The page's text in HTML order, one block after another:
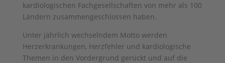
kardiologischen Fachgesellschaften von mehr als 100
Ländern zusammengeschlossen haben.
Unter jährlich wechselndem Motto werden
Herzerkrankungen, Herzfehler und kardiologische
Themen in den Vordergrund gerückt und auf die